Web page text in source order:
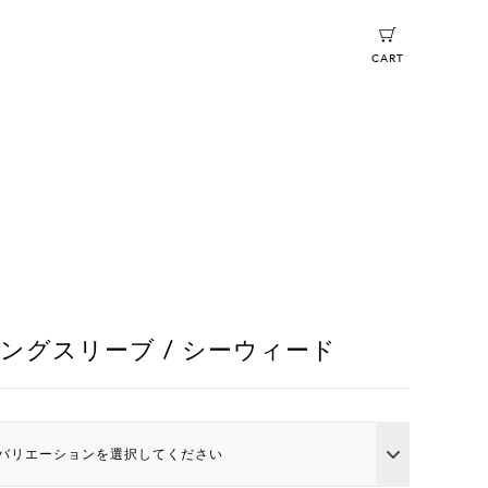
CART
グスリーブ / シーウィード
リエーションを選択してください